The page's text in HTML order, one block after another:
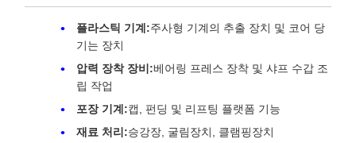
플라스틱 기계:주사형 기계의 추출 장치 및 코어 당
기는 장치
압력 장착 장비:베어링 프레스 장착 및 샤프 수갑 조
립 작업
포장 기계:캡, 펀딩 및 리프팅 플랫폼 기능
재료 처리:승강장, 굴림장치, 클램핑장치